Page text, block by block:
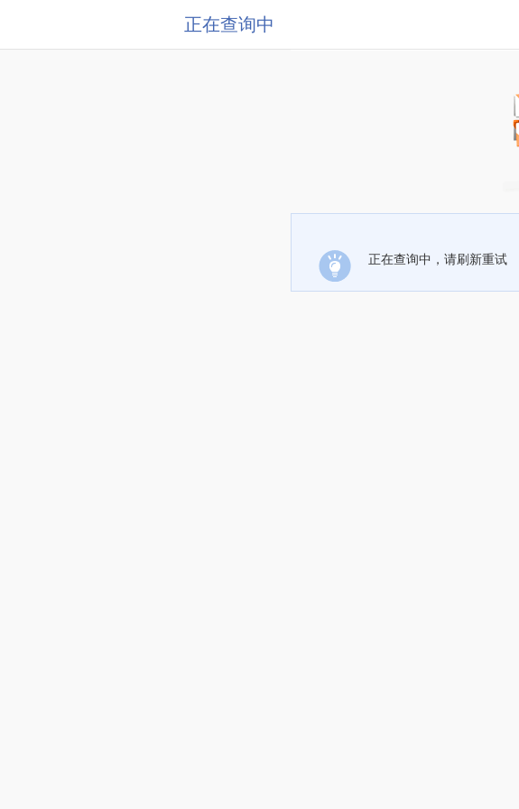
正在查询中
正在查询中，请刷新重试